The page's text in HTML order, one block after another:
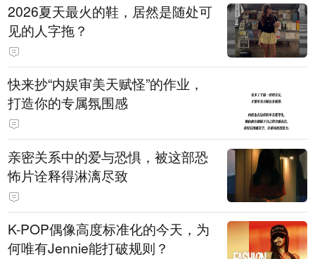
2026夏天最火的鞋，居然是随处可
见的人字拖？
快来抄“内娱审美天赋怪”的作业，
打造你的专属氛围感
亲密关系中的爱与恐惧，被这部恐
怖片诠释得淋漓尽致
K-POP偶像高度标准化的今天，为
何唯有Jennie能打破规则？